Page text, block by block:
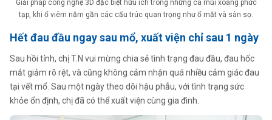
Giải pháp công nghệ 3D đặc biệt hữu ích trong những ca mũi xoang phức
tạp, khi ổ viêm nằm gần các cấu trúc quan trọng như ổ mắt và sàn sọ.
Hết đau đầu ngay sau mổ, xuất viện chỉ sau 1 ngày
Sau hồi tỉnh, chị T.N vui mừng chia sẻ tình trạng đau đầu, đau hốc
mắt giảm rõ rệt, và cũng không cảm nhận quá nhiều cảm giác đau
tại vết mổ. Sau một ngày theo dõi hậu phẫu, với tình trạng sức
khỏe ổn định, chị đã có thể xuất viện cùng gia đình.